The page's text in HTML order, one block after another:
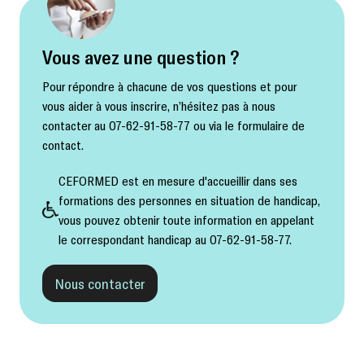
Vous avez une question ?
Pour répondre à chacune de vos questions et pour
vous aider à vous inscrire, n’hésitez pas à nous
contacter au 07-62-91-58-77 ou via le formulaire de
contact.
CEFORMED est en mesure d'accueillir dans ses
formations des personnes en situation de handicap,
vous pouvez obtenir toute information en appelant
le correspondant handicap au 07-62-91-58-77.
Nous contacter